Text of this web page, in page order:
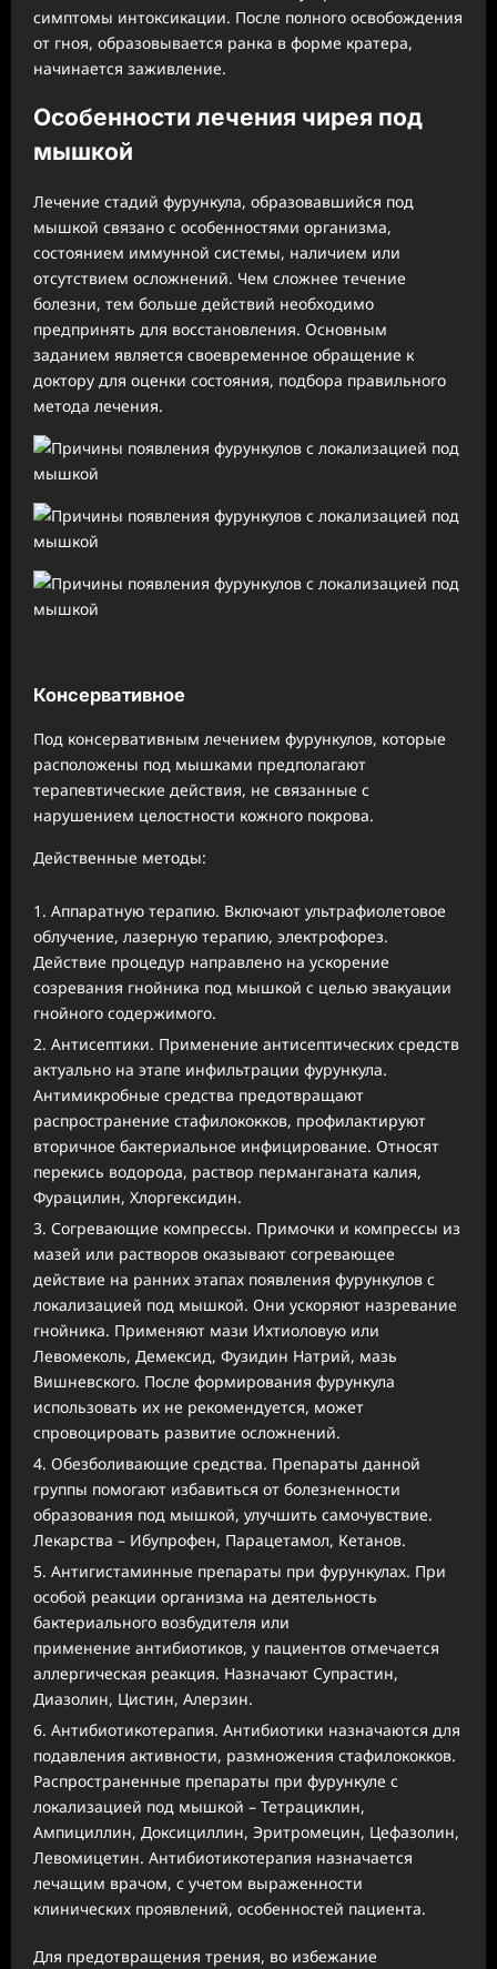
симптомы интоксикации. После полного освобождения
от гноя, образовывается ранка в форме кратера,
начинается заживление.
Особенности лечения чирея под
мышкой
Лечение стадий фурункула, образовавшийся под
мышкой связано с особенностями организма,
состоянием иммунной системы, наличием или
отсутствием осложнений. Чем сложнее течение
болезни, тем больше действий необходимо
предпринять для восстановления. Основным
заданием является своевременное обращение к
доктору для оценки состояния, подбора правильного
метода лечения.
Консервативное
Под консервативным лечением фурункулов, которые
расположены под мышками предполагают
терапевтические действия, не связанные с
нарушением целостности кожного покрова.
Действенные методы:
Аппаратную терапию. Включают ультрафиолетовое
облучение, лазерную терапию, электрофорез.
Действие процедур направлено на ускорение
созревания гнойника под мышкой с целью эвакуации
гнойного содержимого.
Антисептики. Применение антисептических средств
актуально на этапе инфильтрации фурункула.
Антимикробные средства предотвращают
распространение стафилококков, профилактируют
вторичное бактериальное инфицирование. Относят
перекись водорода, раствор перманганата калия,
Фурацилин, Хлоргексидин.
Согревающие компрессы. Примочки и компрессы из
мазей или растворов оказывают согревающее
действие на ранних этапах появления фурункулов с
локализацией под мышкой. Они ускоряют назревание
гнойника. Применяют мази Ихтиоловую или
Левомеколь, Демексид, Фузидин Натрий, мазь
Вишневского. После формирования фурункула
использовать их не рекомендуется, может
спровоцировать развитие осложнений.
Обезболивающие средства. Препараты данной
группы помогают избавиться от болезненности
образования под мышкой, улучшить самочувствие.
Лекарства – Ибупрофен, Парацетамол, Кетанов.
Антигистаминные препараты при фурункулах. При
особой реакции организма на деятельность
бактериального возбудителя или
применение антибиотиков, у пациентов отмечается
аллергическая реакция. Назначают Супрастин,
Диазолин, Цистин, Алерзин.
Антибиотикотерапия. Антибиотики назначаются для
подавления активности, размножения стафилококков.
Распространенные препараты при фурункуле с
локализацией под мышкой – Тетрациклин,
Ампициллин, Доксициллин, Эритромецин, Цефазолин,
Левомицетин. Антибиотикотерапия назначается
лечащим врачом, с учетом выраженности
клинических проявлений, особенностей пациента.
Для предотвращения трения, во избежание